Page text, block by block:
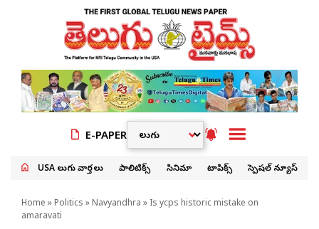
E-PAPER
USA తెలుగు వార్తలు పాలిటిక్స్ సినిమా టాపిక్స్ స్పెషల్ న్యూస్
Home » Politics » Navyandhra » Is ycps historic mistake on
amaravati